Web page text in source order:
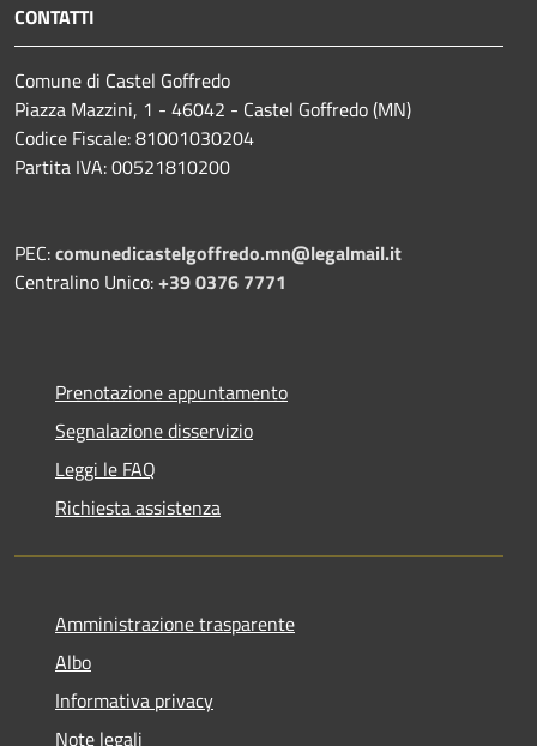
CONTATTI
Comune di Castel Goffredo
Piazza Mazzini, 1 - 46042 - Castel Goffredo (MN)
Codice Fiscale: 81001030204
Partita IVA: 00521810200
PEC:comunedicastelgoffredo.mn@legalmail.it
Centralino Unico:+39 0376 7771
Prenotazione appuntamento
Segnalazione disservizio
Leggi le FAQ
Richiesta assistenza
Amministrazione trasparente
Albo
Informativa privacy
Note legali